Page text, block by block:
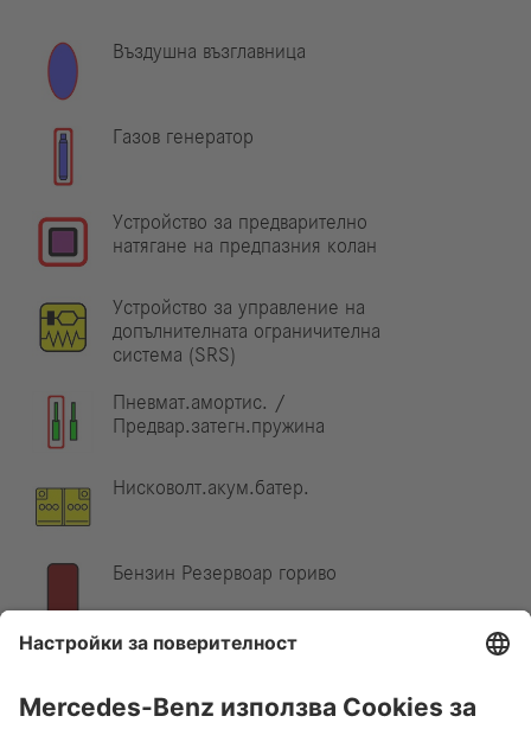
Въздушна възглавница
Газов генератор
Устройство за предварително
натягане на предпазния колан
Устройство за управление на
допълнителната ограничителна
система (SRS)
Пневмат.амортис. /
Предвар.затегн.пружина
Нисковолт.акум.батер.
Бензин Резервоар гориво